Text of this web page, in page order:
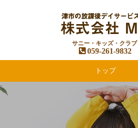
サニー・キッズ・クラブ
059-261-9832
トップ